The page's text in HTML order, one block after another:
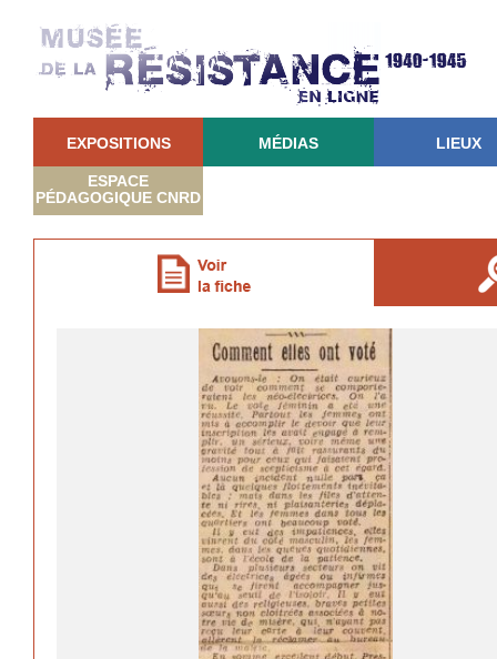
EXPOSITIONS MÉDIAS LIEUX
ESPACE
PÉDAGOGIQUE CNRD